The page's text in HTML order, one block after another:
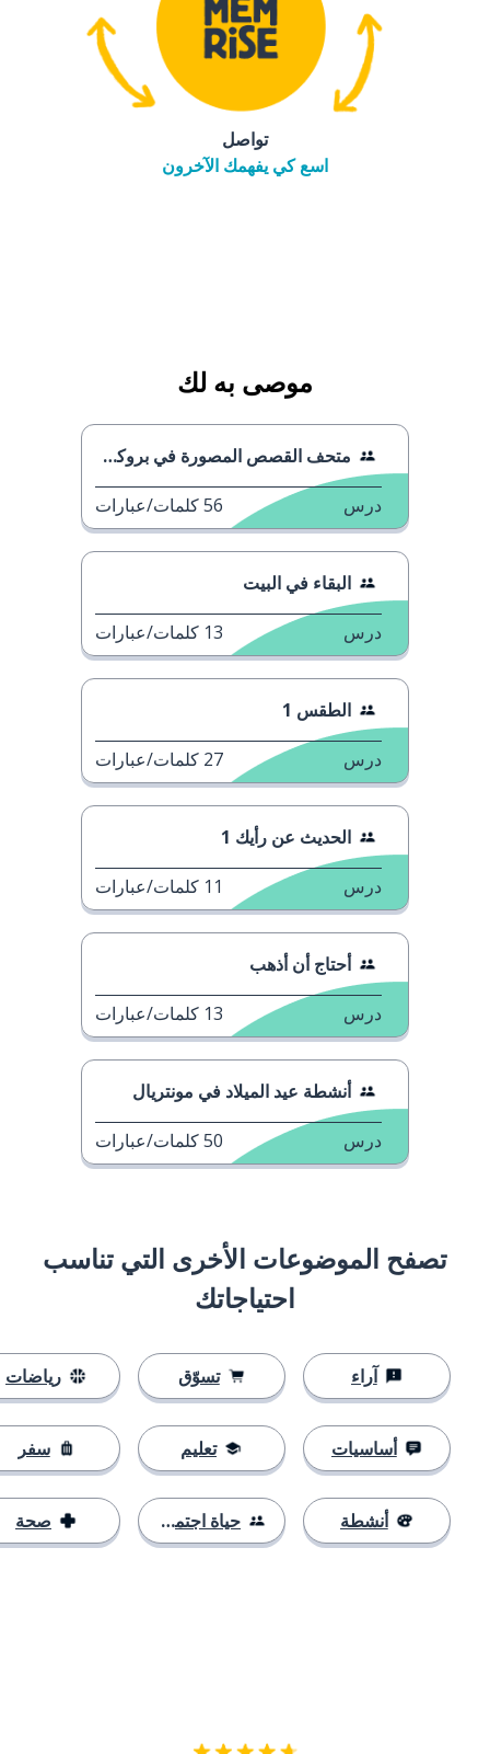
تواصل
اسع كي يفهمك الآخرون
موصى به لك
متحف القصص المصورة في بروكسل
درس 56كلمات/عبارات
البقاء في البيت
درس 13 كلمات/عبارات
الطقس 1
درس 27 كلمات/عبارات
الحديث عن رأيك 1
درس 11 كلمات/عبارات
أحتاج أن أذهب
درس 13 كلمات/عبارات
أنشطة عيد الميلاد في مونتريال
درس 50كلمات/عبارات
تصفح الموضوعات الأخرى التي تناسب
احتياجاتك
آراء
أساسيات
أنشطة
تسوّق
تعليم
حياة اجتماعية
رياضات
سفر
صحة